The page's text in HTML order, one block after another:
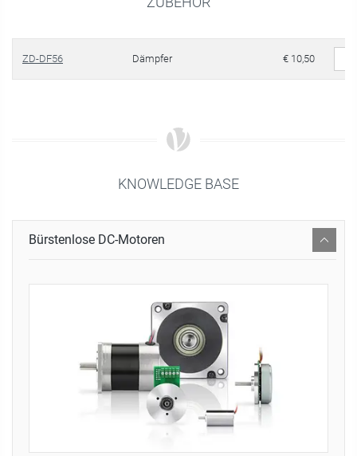
ZD-DF56 Dämpfer € 10,50
KNOWLEDGE BASE
Bürstenlose DC-Motoren